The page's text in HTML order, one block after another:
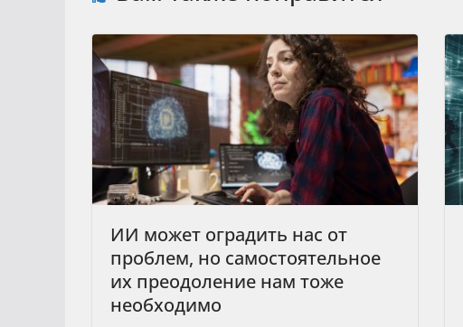
ИИ может оградить нас от
проблем, но самостоятельное
их преодоление нам тоже
необходимо